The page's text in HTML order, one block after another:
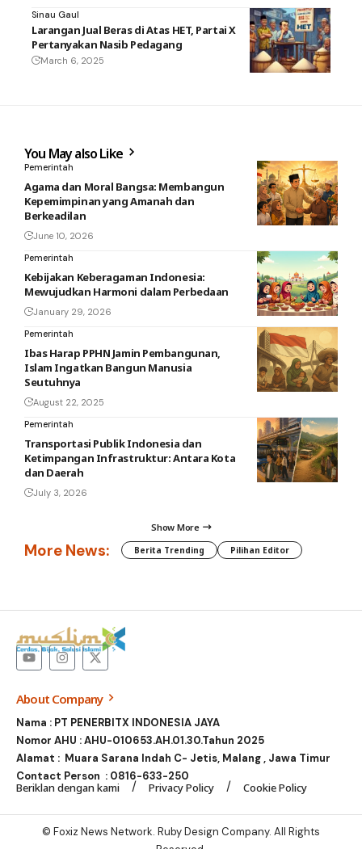
Sinau Gaul
Larangan Jual Beras di Atas HET, Partai X
Pertanyakan Nasib Pedagang
March 6, 2025
You May also Like
Pemerintah
Agama dan Moral Bangsa: Membangun
Kepemimpinan yang Amanah dan
Berkeadilan
June 10, 2026
Pemerintah
Kebijakan Keberagaman Indonesia:
Mewujudkan Harmoni dalam Perbedaan
January 29, 2026
Pemerintah
Ibas Harap PPHN Jamin Pembangunan,
Islam Ingatkan Bangun Manusia
Seutuhnya
August 22, 2025
Pemerintah
Transportasi Publik Indonesia dan
Ketimpangan Infrastruktur: Antara Kota
dan Daerah
July 3, 2026
Show More
More News: Berita Trending Pilihan Editor
About Company
Nama : PT PENERBITX INDONESIA JAYA
Nomor AHU : AHU-010653.AH.01.30.Tahun 2025
Alamat : Muara Sarana Indah C- Jetis, Malang , Jawa Timur
Contact Person : 0816-633-250
Beriklan dengan kami Privacy Policy Cookie Policy
© Foxiz News Network. Ruby Design Company. All Rights